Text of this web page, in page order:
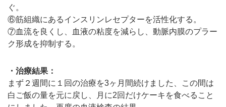
ぐ。
⑥筋組織にあるインスリンレセプターを活性化する。
⑦血流を良くし、血液の粘度を減らし、動脈内膜のプラー
ク形成を抑制する。
・治療結果：
まず２週間に１回の治療を3ヶ月間続けました、この間は
白ご飯の量を元に戻し、月に2回だけケーキを食べること